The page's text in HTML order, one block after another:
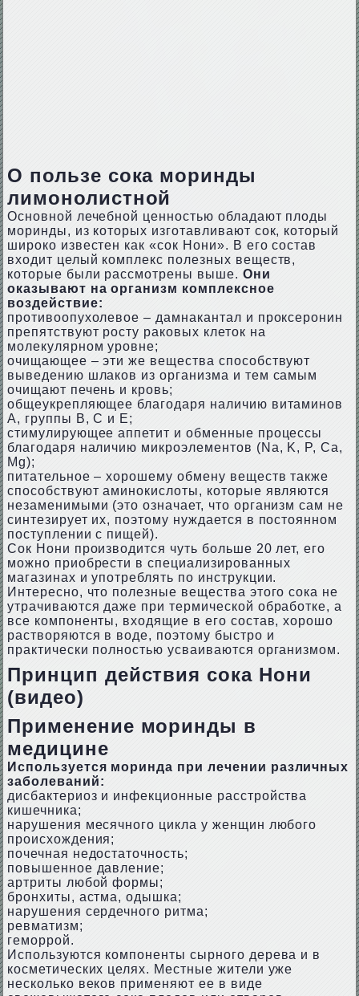
О пользе сока моринды
лимонолистной
Основной лечебной ценностью обладают плоды
моринды, из которых изготавливают сок, который
широко известен как «сок Нони». В его состав
входит целый комплекс полезных веществ,
которые были рассмотрены выше. Они
оказывают на организм комплексное
воздействие:
противоопухолевое – дамнакантал и проксеронин
препятствуют росту раковых клеток на
молекулярном уровне;
очищающее – эти же вещества способствуют
выведению шлаков из организма и тем самым
очищают печень и кровь;
общеукрепляющее благодаря наличию витаминов
А, группы В, С и Е;
стимулирующее аппетит и обменные процессы
благодаря наличию микроэлементов (Na, K, P, Ca,
Mg);
питательное – хорошему обмену веществ также
способствуют аминокислоты, которые являются
незаменимыми (это означает, что организм сам не
синтезирует их, поэтому нуждается в постоянном
поступлении с пищей).
Сок Нони производится чуть больше 20 лет, его
можно приобрести в специализированных
магазинах и употреблять по инструкции.
Интересно, что полезные вещества этого сока не
утрачиваются даже при термической обработке, а
все компоненты, входящие в его состав, хорошо
растворяются в воде, поэтому быстро и
практически полностью усваиваются организмом.
Принцип действия сока Нони
(видео)
Применение моринды в
медицине
Используется моринда при лечении различных
заболеваний:
дисбактериоз и инфекционные расстройства
кишечника;
нарушения месячного цикла у женщин любого
происхождения;
почечная недостаточность;
повышенное давление;
артриты любой формы;
бронхиты, астма, одышка;
нарушения сердечного ритма;
ревматизм;
геморрой.
Используются компоненты сырного дерева и в
косметических целях. Местные жители уже
несколько веков применяют ее в виде